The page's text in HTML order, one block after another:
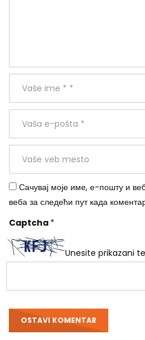
Сачувај моје име, е-пошту и
веба за следећи пут када
Captcha *
Unesite prikazani